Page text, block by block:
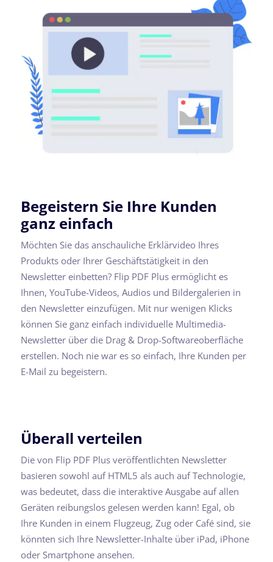
Begeistern Sie Ihre Kunden
ganz einfach
Möchten Sie das anschauliche Erklärvideo Ihres
Produkts oder Ihrer Geschäftstätigkeit in den
Newsletter einbetten? Flip PDF Plus ermöglicht es
Ihnen, YouTube-Videos, Audios und Bildergalerien in
den Newsletter einzufügen. Mit nur wenigen Klicks
können Sie ganz einfach individuelle Multimedia-
Newsletter über die Drag & Drop-Softwareoberfläche
erstellen. Noch nie war es so einfach, Ihre Kunden per
E-Mail zu begeistern.
Überall verteilen
Die von Flip PDF Plus veröffentlichten Newsletter
basieren sowohl auf HTML5 als auch auf Technologie,
was bedeutet, dass die interaktive Ausgabe auf allen
Geräten reibungslos gelesen werden kann! Egal, ob
Ihre Kunden in einem Flugzeug, Zug oder Café sind, sie
könnten sich Ihre Newsletter-Inhalte über iPad, iPhone
oder Smartphone ansehen.